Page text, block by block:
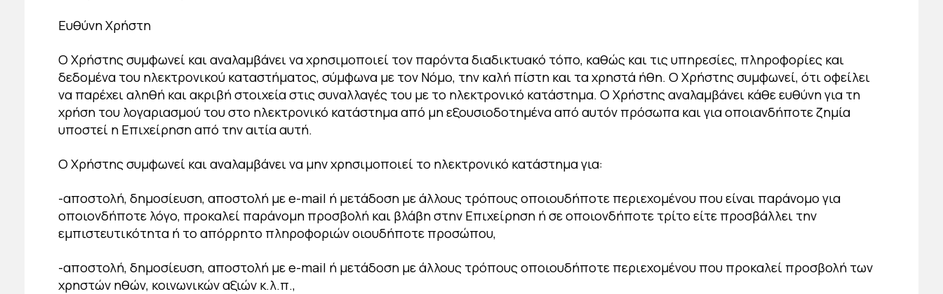
Ευθύνη Χρήστη
Ο Χρήστης συμφωνεί και αναλαμβάνει να χρησιμοποιεί τον παρόντα διαδικτυακό τόπο, καθώς και τις υπηρεσίες, πληροφορίες και
δεδομένα του ηλεκτρονικού καταστήματος, σύμφωνα με τον Νόμο, την καλή πίστη και τα χρηστά ήθη. Ο Χρήστης συμφωνεί, ότι οφείλει
να παρέχει αληθή και ακριβή στοιχεία στις συναλλαγές του με το ηλεκτρονικό κατάστημα. Ο Χρήστης αναλαμβάνει κάθε ευθύνη για τη
χρήση του λογαριασμού του στο ηλεκτρονικό κατάστημα από μη εξουσιοδοτημένα από αυτόν πρόσωπα και για οποιανδήποτε ζημία
υποστεί η Επιχείρηση από την αιτία αυτή.
Ο Χρήστης συμφωνεί και αναλαμβάνει να μην χρησιμοποιεί το ηλεκτρονικό κατάστημα για:
-αποστολή, δημοσίευση, αποστολή με e-mail ή μετάδοση με άλλους τρόπους οποιουδήποτε περιεχομένου που είναι παράνομο για
οποιονδήποτε λόγο, προκαλεί παράνομη προσβολή και βλάβη στην Επιχείρηση ή σε οποιονδήποτε τρίτο είτε προσβάλλει την
εμπιστευτικότητα ή το απόρρητο πληροφοριών οιουδήποτε προσώπου,
-αποστολή, δημοσίευση, αποστολή με e-mail ή μετάδοση με άλλους τρόπους οποιουδήποτε περιεχομένου που προκαλεί προσβολή των
χρηστών ηθών, κοινωνικών αξιών κ.λ.π.,